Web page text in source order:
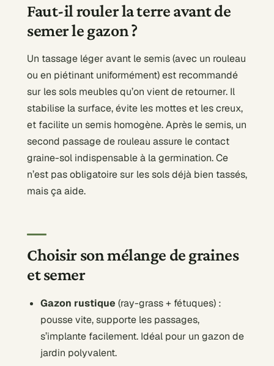
Faut-il rouler la terre avant de
semer le gazon ?
Un tassage léger avant le semis (avec un rouleau
ou en piétinant uniformément) est recommandé
sur les sols meubles qu’on vient de retourner. Il
stabilise la surface, évite les mottes et les creux,
et facilite un semis homogène. Après le semis, un
second passage de rouleau assure le contact
graine-sol indispensable à la germination. Ce
n’est pas obligatoire sur les sols déjà bien tassés,
mais ça aide.
Choisir son mélange de graines
et semer
Gazon rustique (ray-grass + fétuques) :
pousse vite, supporte les passages,
s’implante facilement. Idéal pour un gazon de
jardin polyvalent.